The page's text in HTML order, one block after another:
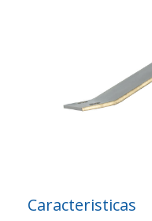
Caracteristicas